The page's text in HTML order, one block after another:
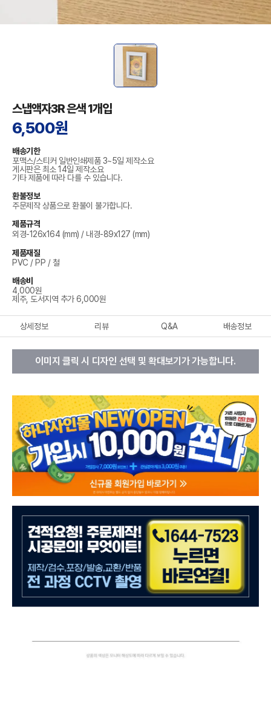
스냅액자3R 은색 1개입
6,500원
배송기한
포맥스/스티커 일반인쇄제품 3~5일 제작소요
게시판은 최소 14일 제작소요
기타 제품에 따라 다를 수 있습니다.
환불정보
주문제작 상품으로 환불이 불가합니다.
제품규격
외경-126x164 (mm) / 내경-89x127 (mm)
제품재질
PVC / PP / 철
배송비
4,000원
제주, 도서지역 추가 6,000원
상세정보 리뷰 Q&A 배송정보
이미지 클릭 시 디자인 선택 및 확대보기가 가능합니다.